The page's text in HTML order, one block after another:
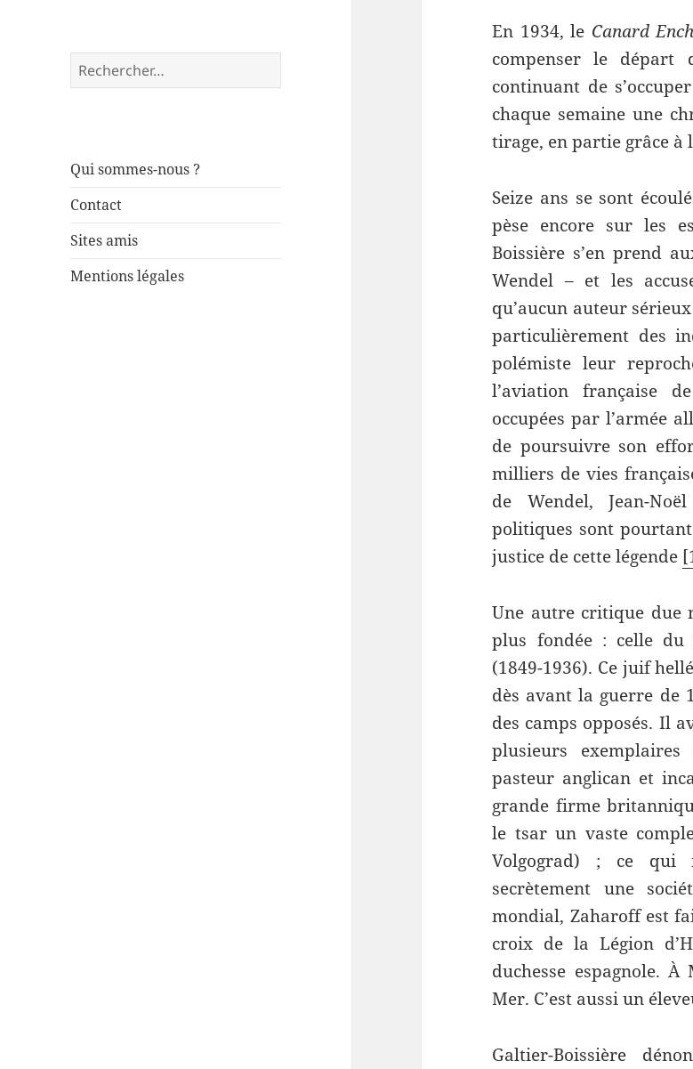
Rechercher :
Qui sommes-nous ?
Contact
Sites amis
Mentions légales
En 1934, le Canard
compenser le départ
continuant de
chaque semaine une
tirage, en partie grâce
Seize ans se sont
pèse encore sur les
Boissière s’en prend
Wendel – et les
qu’aucun auteur
particulièrement des
polémiste leur
l’aviation française
occupées par l’armée
de poursuivre son
milliers de vies
de Wendel, Jean-
politiques sont pourtant
justice de cette légende
Une autre critique due
plus fondée : celle du
(1849-1936). Ce juif
dès avant la guerre de
des camps opposés. Il
plusieurs
pasteur anglican et
grande firme
le tsar un vaste
Volgograd) ; ce qui
secrètement une
mondial, Zaharoff est
croix de la Légion
duchesse espagnole.
Mer. C’est aussi un
Galtier-Boissière